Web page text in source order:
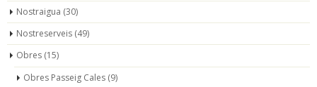
Nostraigua (30)
Nostreserveis (49)
Obres (15)
Obres Passeig Cales (9)